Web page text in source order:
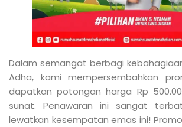
Dalam semangat berbagi
Adha, kami mempersembahkan
dapatkan potongan harga Rp
sunat. Penawaran ini sangat
lewatkan kesempatan emas ini!